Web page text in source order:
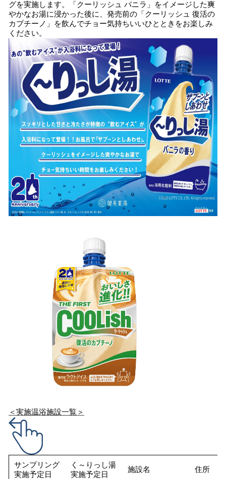
グを実施します。「クーリッシュ バニラ」をイメージした爽
やかなお湯に浸かった後に、発売前の「クーリッシュ 復活の
カプチーノ」を飲んでチョー気持ちいいひとときをお楽しみ
ください。
＜実施温浴施設一覧＞
サンプリング
実施予定日
く～りっし湯
実施予定日
施設名 住所